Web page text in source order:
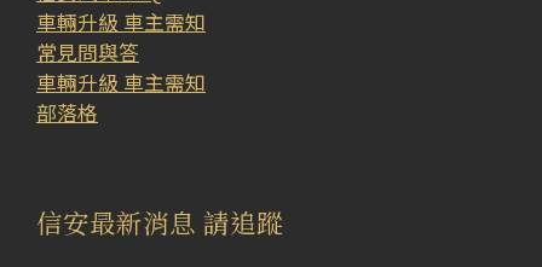
車輛升級 車主需知
常見問與答
車輛升級 車主需知
部落格
信安最新消息 請追蹤